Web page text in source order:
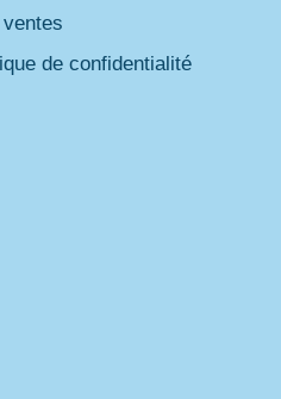
de confidentialité